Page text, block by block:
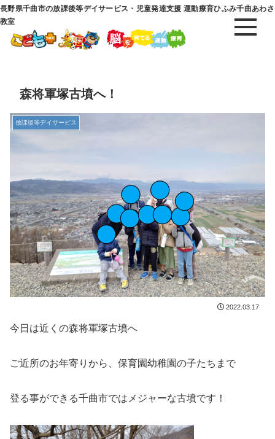
長野県千曲市の放課後等デイサービス・児童発達支援 運動療育ひふみ千曲あわさ
教室
森将軍塚古墳へ！
放課後等デイサービス
2022.03.17
今日は近くの森将軍塚古墳へ
ご近所のお年寄りから、保育園幼稚園の子たちまで
登る事ができる千曲市ではメジャーな古墳です！